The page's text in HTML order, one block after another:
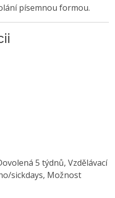
písemnou formou.
5 týdnů, Vzdělávací
sickdays, Možnost